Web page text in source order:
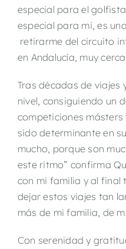
especial para el
especial para mi, es
retirarme del circuito
en Andalucía, muy
Tras décadas de viajes
nivel, consiguiendo un
competiciones másters
sido determinante en
mucho, porque son
este ritmo” confirma
con mi familia y al final
dejar estos viajes tan
más de mi familia, de
Con serenidad y